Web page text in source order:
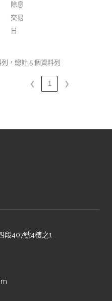
除息
交易
日
，總計 5 個資料列
❮ 1 ❯
段407號4樓之1